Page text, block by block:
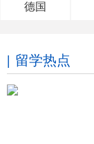
德国
留学热点